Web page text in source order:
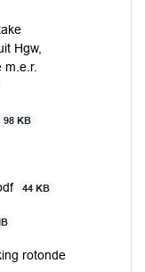
Hgw,
m.e.r.
98 KB
44 KB
rotonde